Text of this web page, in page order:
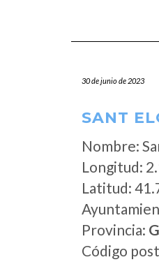
30 de junio de 2023
SANT
Nombre:
Longitud:
Latitud:
Provincia:
Código